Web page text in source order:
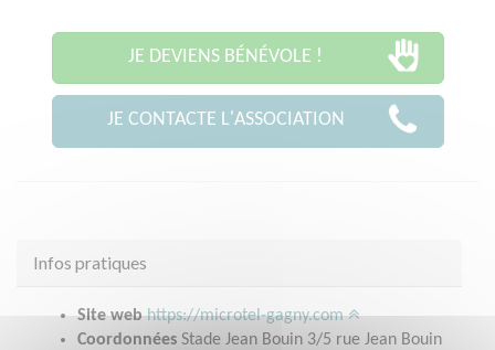
JE DEVIENS BÉNÉVOLE !
JE CONTACTE L'ASSOCIATION
Infos pratiques
Site web https://microtel-gagny.com
Coordonnées Stade Jean Bouin 3/5 rue Jean Bouin